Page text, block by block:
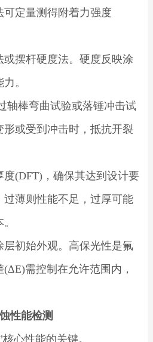
定量测得附着力强度
摆杆硬度法。硬度反映涂
。
轴棒弯曲试验或落锤冲击试
或受到冲击时，抵抗开裂
(DFT)，确保其达到设计要
薄则性能不足，过厚可能
层初始外观。高保光性是氟
需控制在允许范围内，
性能检测
心性能的关键。